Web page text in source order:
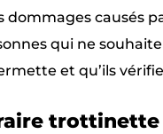
dommages causés
qui ne
et qu’ils